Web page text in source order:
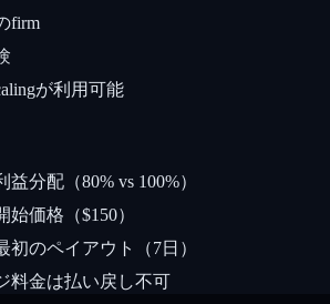
firm
が利用可能
益分配（80% vs 100%）
始価格（$150）
初のペイアウト（7日）
料金は払い戻し不可